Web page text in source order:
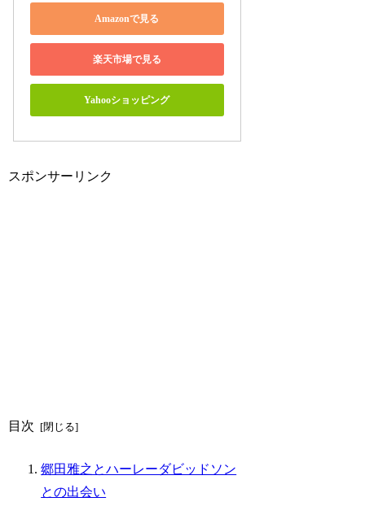
Amazonで見る
楽天市場で見る
Yahooショッピング
スポンサーリンク
目次
郷田雅之とハーレーダビッドソン
との出会い